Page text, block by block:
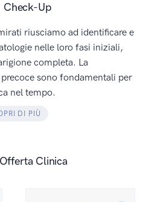
Check-Up
riusciamo ad identificare e
nelle loro fasi iniziali,
completa. La
sono fondamentali per
nel tempo.
DI PIÙ
Clinica